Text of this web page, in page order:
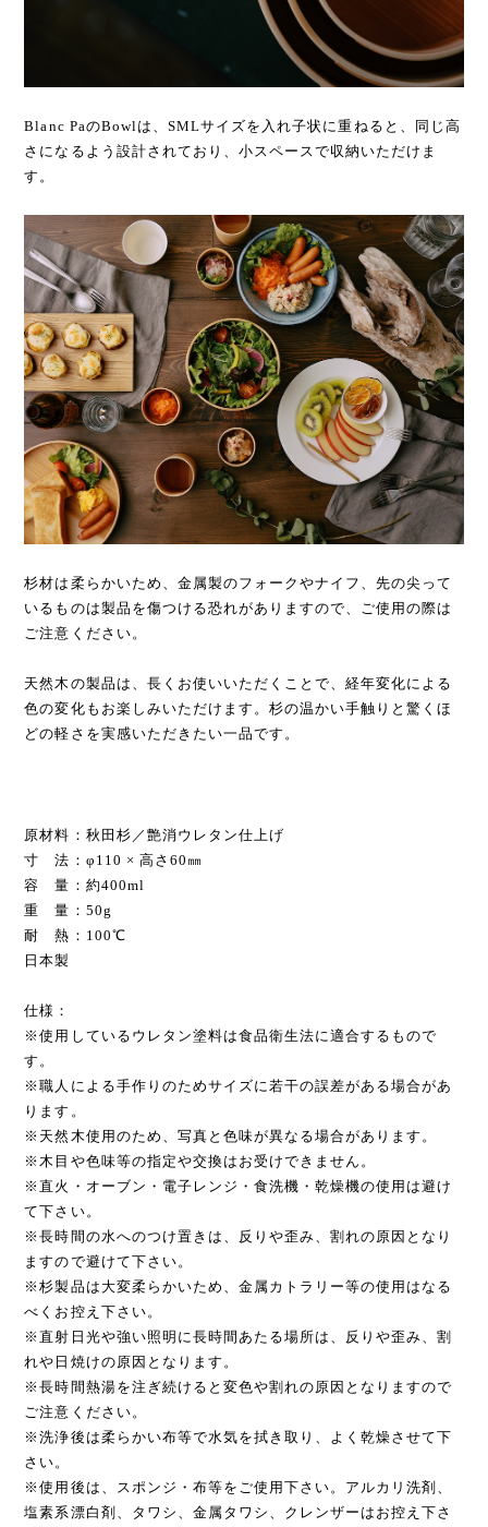
Blanc PaのBowlは、SMLサイズを入れ子状に重ねると、同じ高
さになるよう設計されており、小スペースで収納いただけま
す。
杉材は柔らかいため、金属製のフォークやナイフ、先の尖って
いるものは製品を傷つける恐れがありますので、ご使用の際は
ご注意ください。
天然木の製品は、長くお使いいただくことで、経年変化による
色の変化もお楽しみいただけます。杉の温かい手触りと驚くほ
どの軽さを実感いただきたい一品です。
原材料：秋田杉／艶消ウレタン仕上げ
寸 法：φ110 × 高さ60㎜
容 量：約400ml
重 量：50g
耐 熱：100℃
日本製
仕様：
※使用しているウレタン塗料は食品衛生法に適合するもので
す。
※職人による手作りのためサイズに若干の誤差がある場合があ
ります。
※天然木使用のため、写真と色味が異なる場合があります。
※木目や色味等の指定や交換はお受けできません。
※直火・オーブン・電子レンジ・食洗機・乾燥機の使用は避け
て下さい。
※長時間の水へのつけ置きは、反りや歪み、割れの原因となり
ますので避けて下さい。
※杉製品は大変柔らかいため、金属カトラリー等の使用はなる
べくお控え下さい。
※直射日光や強い照明に長時間あたる場所は、反りや歪み、割
れや日焼けの原因となります。
※長時間熱湯を注ぎ続けると変色や割れの原因となりますので
ご注意ください。
※洗浄後は柔らかい布等で水気を拭き取り、よく乾燥させて下
さい。
※使用後は、スポンジ・布等をご使用下さい。アルカリ洗剤、
塩素系漂白剤、タワシ、金属タワシ、クレンザーはお控え下さ